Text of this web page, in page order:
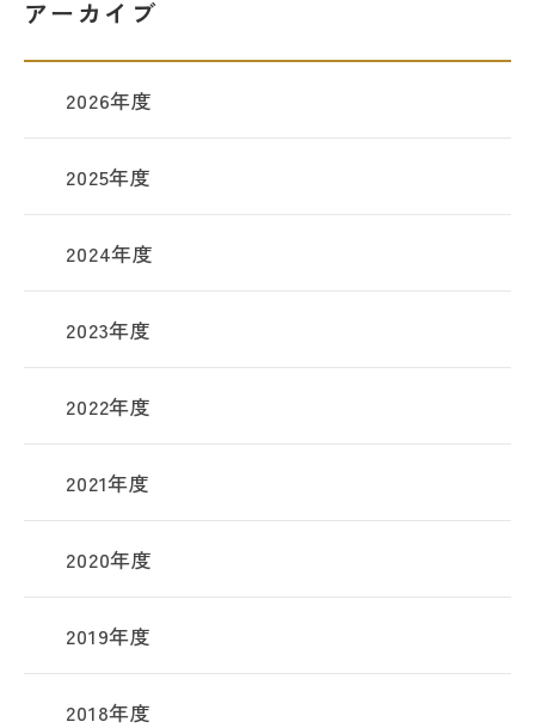
アーカイブ
2026年度
2025年度
2024年度
2023年度
2022年度
2021年度
2020年度
2019年度
2018年度